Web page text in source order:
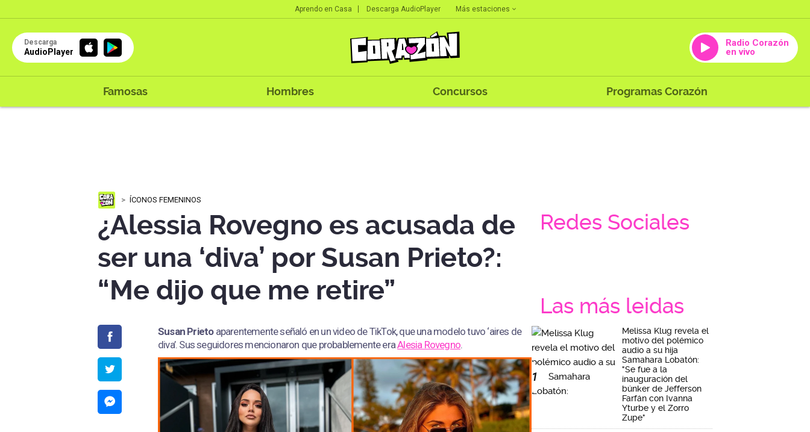
Aprendo en Casa Descarga AudioPlayer Más estaciones
Descarga
AudioPlayer
Radio Corazón
en vivo
Famosas Hombres Concursos Programas Corazón
ÍCONOS FEMENINOS
¿Alessia Rovegno es acusada de
ser una ‘diva’ por Susan Prieto?:
“Me dijo que me retire”
Susan Prietoaparentemente señaló en un video de TikTok, que una modelo tuvo ‘aires de
diva’. Sus seguidores mencionaron que probablemente eraAlesia Rovegno.
Redes Sociales
Las más leidas
1
Melissa Klug revela el
motivo del polémico
audio a su hija
Samahara Lobatón:
"Se fue a la
inauguración del
búnker de Jefferson
Farfán con Ivanna
Yturbe y el Zorro
Zupe"